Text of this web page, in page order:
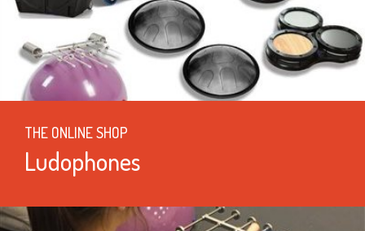
THE ONLINE SHOP
Ludophones